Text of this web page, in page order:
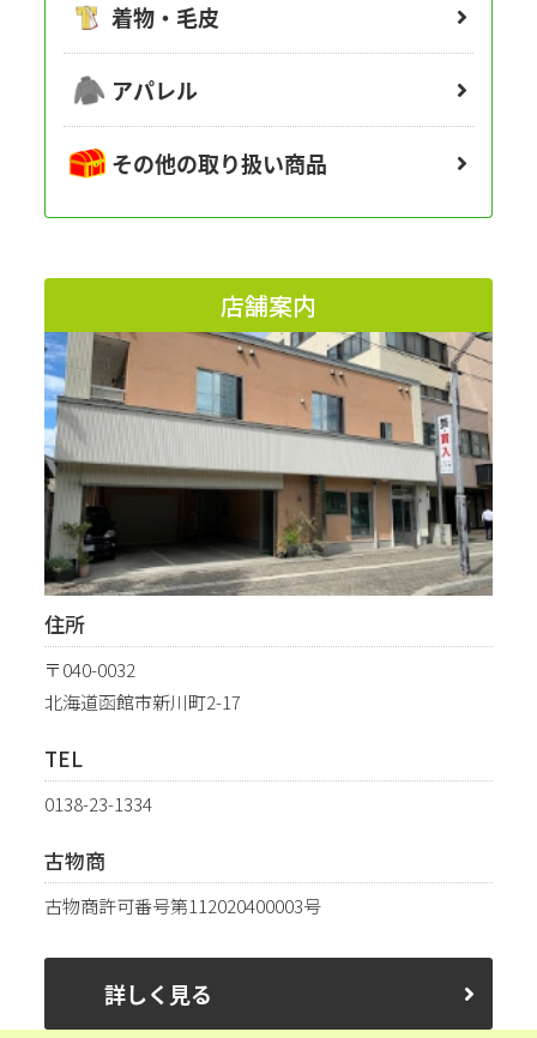
着物・毛皮
アパレル
その他の取り扱い商品
店舗案内
住所
〒040-0032
北海道函館市新川町2-17
TEL
0138-23-1334
古物商
古物商許可番号第112020400003号
詳しく見る